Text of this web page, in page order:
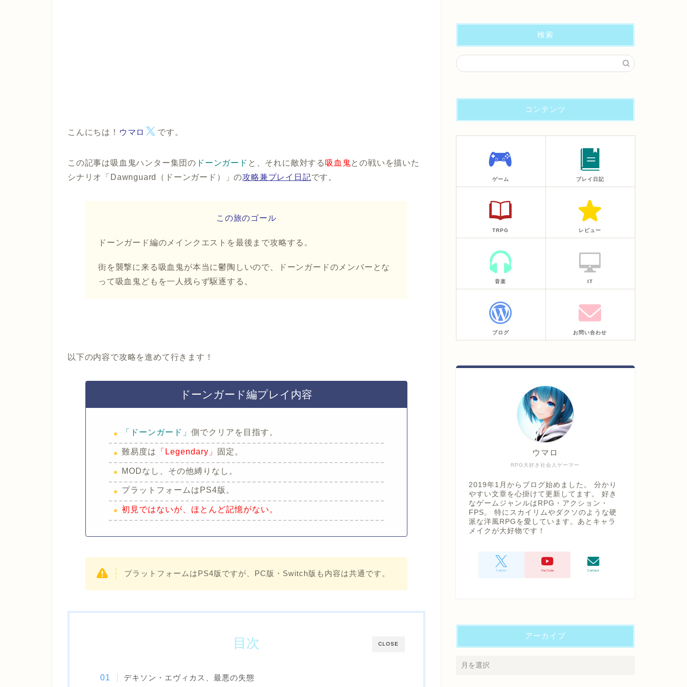
こんにちは！ ウマロ です。
この記事は吸血鬼ハンター集団の ドーンガード と、それに敵対する吸血鬼との戦いを描いた
シナリオ
「Dawnguard（ドーンガード）」の攻略兼プレイ日記です。
この旅のゴール
ドーンガード編のメインクエストを最後まで攻略する。
街を襲撃に来る吸血鬼が本当に鬱陶しいので、ドーンガードのメンバーとな
って吸血鬼どもを一人残らず駆逐する。
以下の内容で攻略を進めて行きます！
ドーンガード編プレイ内容
「ドーンガード」 側でクリアを目指す。
難易度は 「Legendary」 固定。
MODなし、その他縛りなし。
プラットフォームはPS4版。
初見ではないが、ほとんど記憶がない。
プラットフォームはPS4版ですが、PC版・Switch版も内容は共通です。
CLOSE
目次
デキソン・エヴィカス、最悪の失態
検索
コンテンツ
ゲーム プレイ日記
TRPG レビュー
音楽 IT
ブログ お問い合わせ
RPG大好き社会人ゲーマー
ウマロ
2019年1月からブログ始めました。 分かり
やすい文章を心掛けて更新してます。 好き
なゲームジャンルはRPG・アクション・
FPS。 特にスカイリムやダクソのような硬
派な洋風RPGを愛しています。あとキャラ
メイクが大好物です！
アーカイブ